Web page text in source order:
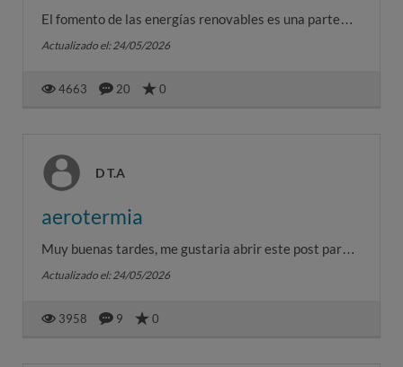
El fomento de las energías renovables es una parte
importante de la estrategia de descarbonización y
Actualizado el: 24/05/2026
4663 20 0
D T.A
aerotermia
Muy buenas tardes, me gustaria abrir este post para
obtener informacion sobre la aerotermia.Detnro de un
Actualizado el: 24/05/2026
3958 9 0